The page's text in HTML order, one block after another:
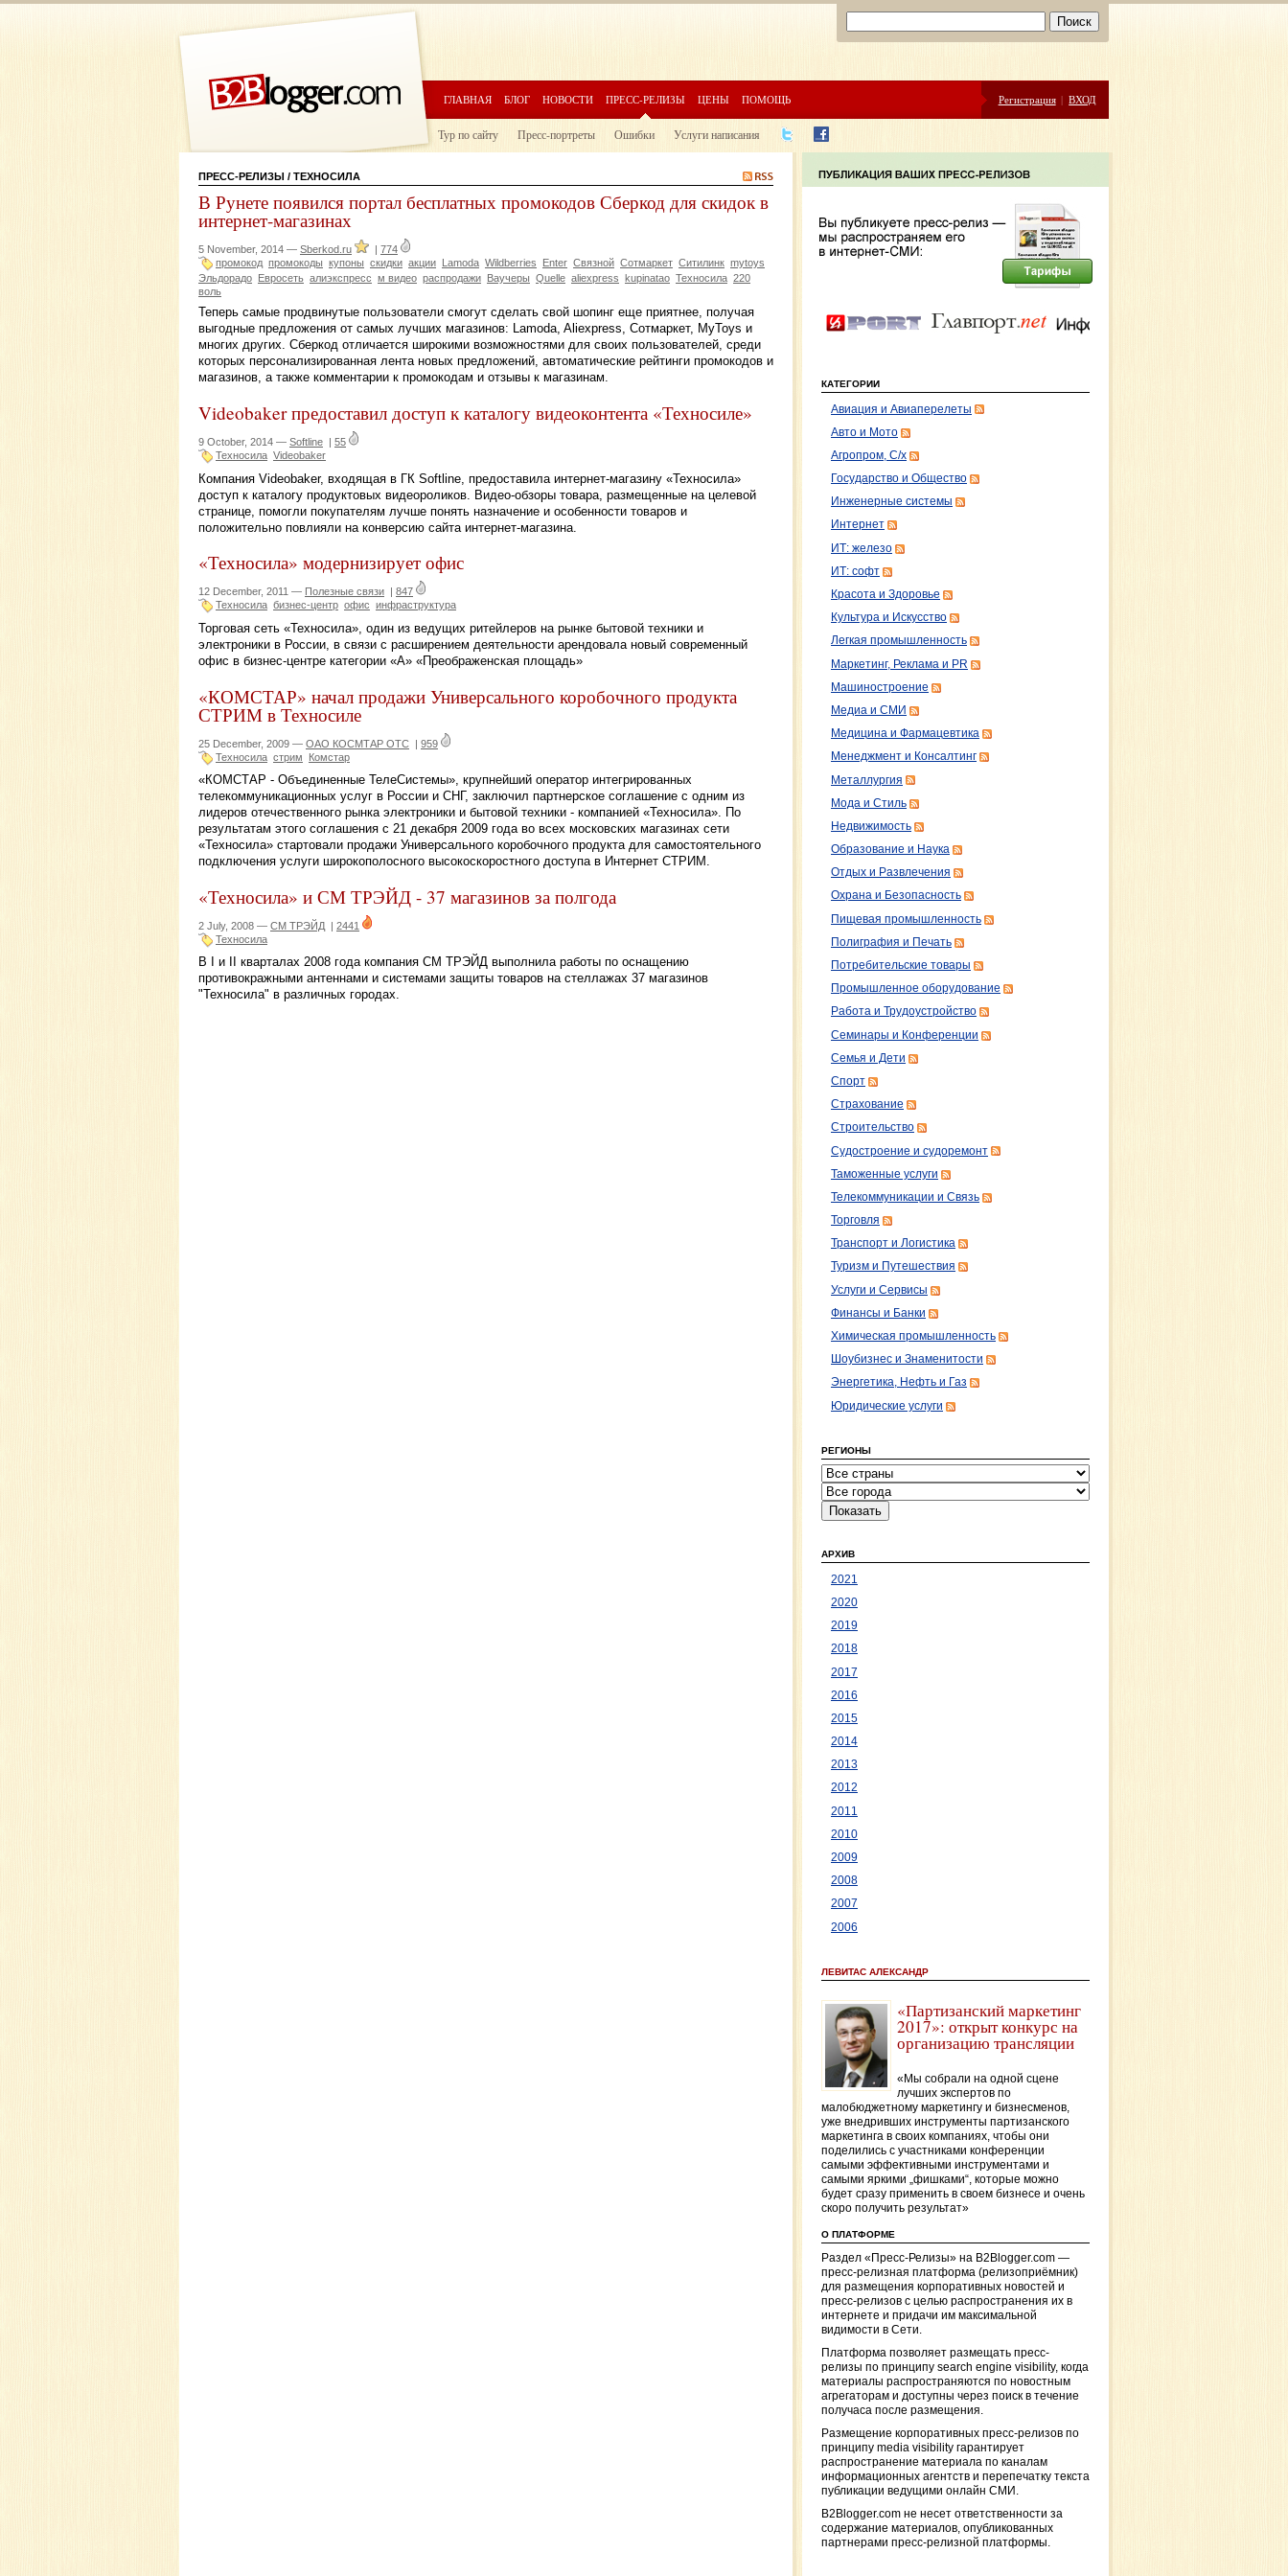
ГЛАВНАЯ БЛОГ НОВОСТИ ПРЕСС-РЕЛИЗЫ ЦЕНЫ ПОМОЩЬ Регистрация | ВХОД
Тур по сайту Пресс-портреты Ошибки Услуги написания
ПРЕСС-РЕЛИЗЫ / ТЕХНОСИЛА
В Рунете появился портал бесплатных промокодов Сберкод для скидок в
интернет-магазинах
5 November, 2014 — Sberkod.ru | 774
промокод промокоды купоны скидки акции Lamoda Wildberries Enter Связной Сотмаркет Ситилинк mytoys
Эльдорадо Евросеть алиэкспресс м видео распродажи Ваучеры Quelle aliexpress kupinatao Техносила 220
воль
Теперь самые продвинутые пользователи смогут сделать свой шопинг еще приятнее, получая
выгодные предложения от самых лучших магазинов: Lamoda, Aliexpress, Сотмаркет, MyToys и
многих других. Сберкод отличается широкими возможностями для своих пользователей, среди
которых персонализированная лента новых предложений, автоматические рейтинги промокодов и
магазинов, а также комментарии к промокодам и отзывы к магазинам.
Videobaker предоставил доступ к каталогу видеоконтента «Техносиле»
9 October, 2014 — Softline | 55
Техносила Videobaker
Компания Videobaker, входящая в ГК Softline, предоставила интернет-магазину «Техносила»
доступ к каталогу продуктовых видеороликов. Видео-обзоры товара, размещенные на целевой
странице, помогли покупателям лучше понять назначение и особенности товаров и
положительно повлияли на конверсию сайта интернет-магазина.
«Техносила» модернизирует офис
12 December, 2011 — Полезные связи
847
Техносила бизнес-центр офис инфраструктура
Торговая сеть «Техносила», один из ведущих ритейлеров на рынке бытовой техники и
электроники в России, в связи с расширением деятельности арендовала новый современный
офис в бизнес-центре категории «А» «Преображенская площадь»
«КОМСТАР» начал продажи Универсального коробочного продукта
СТРИМ в Техносиле
25 December, 2009 — ОАО КОСМТАР ОТС | 959
Техносила стрим Комстар
«КОМСТАР - Объединенные ТелеСистемы», крупнейший оператор интегрированных
телекоммуникационных услуг в России и СНГ, заключил партнерское соглашение с одним из
лидеров отечественного рынка электроники и бытовой техники - компанией «Техносила». По
результатам этого соглашения с 21 декабря 2009 года во всех московских магазинах сети
«Техносила» стартовали продажи Универсального коробочного продукта для самостоятельного
подключения услуги широкополосного высокоскоростного доступа в Интернет СТРИМ.
«Техносила» и СМ ТРЭЙД - 37 магазинов за полгода
2 July, 2008 — СМ ТРЭЙД | 2441
Техносила
В I и II кварталах 2008 года компания СМ ТРЭЙД выполнила работы по оснащению
противокражными антеннами и системами защиты товаров на стеллажах 37 магазинов
"Техносила" в различных городах.
КАТЕГОРИИ
Авиация и Авиаперелеты
Авто и Мото
Агропром, С/х
Государство и Общество
Инженерные системы
Интернет
ИТ: железо
ИТ: софт
Красота и Здоровье
Культура и Искусство
Легкая промышленность
Маркетинг, Реклама и PR
Машиностроение
Медиа и СМИ
Медицина и Фармацевтика
Менеджмент и Консалтинг
Металлургия
Мода и Стиль
Недвижимость
Образование и Наука
Отдых и Развлечения
Охрана и Безопасность
Пищевая промышленность
Полиграфия и Печать
Потребительские товары
Промышленное оборудование
Работа и Трудоустройство
Семинары и Конференции
Семья и Дети
Спорт
Страхование
Строительство
Судостроение и судоремонт
Таможенные услуги
Телекоммуникации и Связь
Торговля
Транспорт и Логистика
Туризм и Путешествия
Услуги и Сервисы
Финансы и Банки
Химическая промышленность
Шоубизнес и Знаменитости
Энергетика, Нефть и Газ
Юридические услуги
РЕГИОНЫ
АРХИВ
2021
2020
2019
2018
2017
2016
2015
2014
2013
2012
2011
2010
2009
2008
2007
2006
ЛЕВИТАС АЛЕКСАНДР
«Партизанский маркетинг
2017»: открыт конкурс на
организацию трансляции
«Мы собрали на одной сцене
лучших экспертов по
малобюджетному маркетингу и бизнесменов,
уже внедривших инструменты партизанского
маркетинга в своих компаниях, чтобы они
поделились с участниками конференции
самыми эффективными инструментами и
самыми яркими „фишками“, которые можно
будет сразу применить в своем бизнесе и очень
скоро получить результат»
О ПЛАТФОРМЕ
Раздел «Пресс-Релизы» на B2Blogger.com —
пресс-релизная платформа (релизоприёмник)
для размещения корпоративных новостей и
пресс-релизов с целью распространения их в
интернете и придачи им максимальной
видимости в Сети.
Платформа позволяет размещать пресс-
релизы по принципу search engine visibility, когда
материалы распространяются по новостным
агрегаторам и доступны через поиск в течение
получаса после размещения.
Размещение корпоративных пресс-релизов по
принципу media visibility гарантирует
распространение материала по каналам
информационных агентств и перепечатку текста
публикации ведущими онлайн СМИ.
B2Blogger.com не несет ответственности за
содержание материалов, опубликованных
партнерами пресс-релизной платформы.